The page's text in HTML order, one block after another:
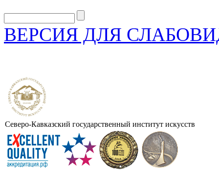
ВЕРСИЯ ДЛЯ
Северо-Кавказский государственный институт искусств